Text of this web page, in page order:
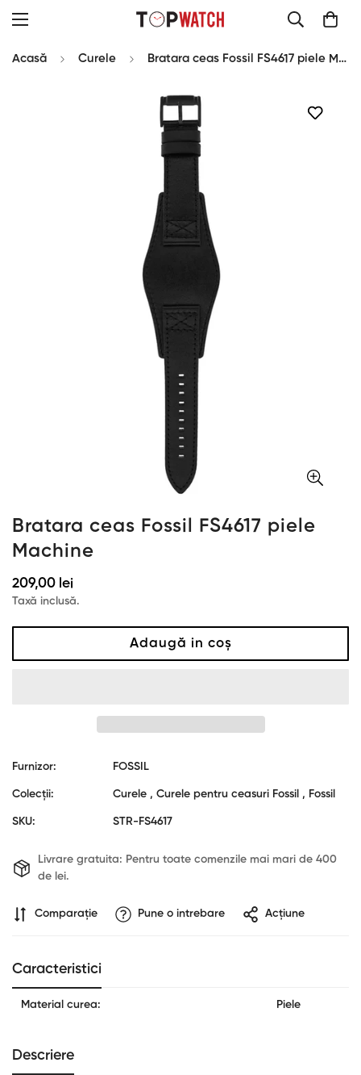
Acasă Curele Bratara ceas Fossil FS4617 piele Machine
Bratara ceas Fossil FS4617 piele
Machine
Preț
obișnuit
209,00 lei
Taxă inclusă.
Adaugă in coş
Furnizor: FOSSIL
Colecții: Curele , Curele pentru ceasuri Fossil , Fossil
SKU: STR-FS4617
Livrare gratuita: Pentru toate comenzile mai mari de 400
de lei.
Comparaţie Pune o intrebare Acțiune
Caracteristici
Material curea: Piele
Descriere
Confirm your age
Are you 18 years old or older?